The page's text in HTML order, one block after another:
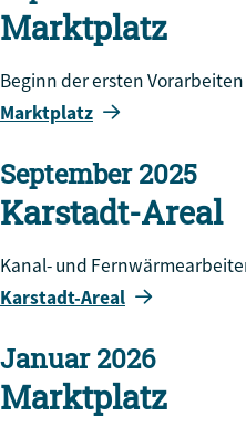
Marktplatz
Beginn der ersten
Marktplatz
September 2025
Karstadt-Areal
Kanal- und
Karstadt-Areal
Januar 2026
Marktplatz